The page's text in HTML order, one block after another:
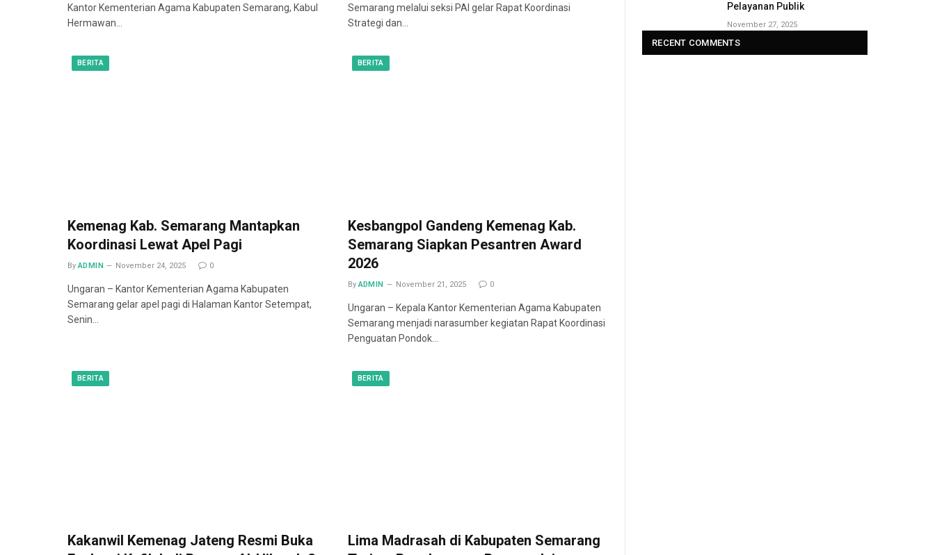
Kantor Kementerian Agama Kabupaten Semarang, Kabul
Hermawan…
Semarang melalui seksi PAI gelar Rapat Koordinasi
Strategi dan…
BERITA
Kemenag Kab. Semarang Mantapkan
Koordinasi Lewat Apel Pagi
By ADMIN November 24, 2025 0
Ungaran – Kantor Kementerian Agama Kabupaten
Semarang gelar apel pagi di Halaman Kantor Setempat,
Senin…
BERITA
Kesbangpol Gandeng Kemenag Kab.
Semarang Siapkan Pesantren Award
2026
By ADMIN November 21, 2025 0
Ungaran – Kepala Kantor Kementerian Agama Kabupaten
Semarang menjadi narasumber kegiatan Rapat Koordinasi
Penguatan Pondok…
BERITA
Kakanwil Kemenag Jateng Resmi Buka
BERITA
Lima Madrasah di Kabupaten Semarang
Pelayanan Publik
November 27, 2025
RECENT COMMENTS